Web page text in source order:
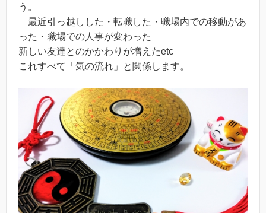
う。
最近引っ越しした・転職した・職場内での移動があ
った・職場での人事が変わった
新しい友達とのかかわりが増えたetc
これすべて「気の流れ」と関係します。